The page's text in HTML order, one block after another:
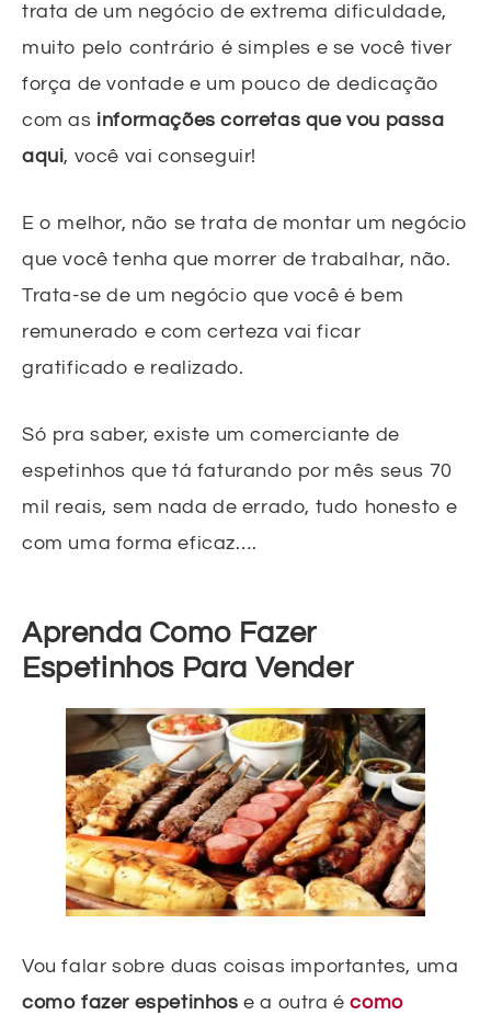
trata de um negócio de extrema dificuldade,
muito pelo contrário é simples e se você tiver
força de vontade e um pouco de dedicação
com as informações corretas que vou passa
aqui, você vai conseguir!
E o melhor, não se trata de montar um negócio
que você tenha que morrer de trabalhar, não.
Trata-se de um negócio que você é bem
remunerado e com certeza vai ficar
gratificado e realizado.
Só pra saber, existe um comerciante de
espetinhos que tá faturando por mês seus 70
mil reais, sem nada de errado, tudo honesto e
com uma forma eficaz….
Aprenda Como Fazer
Espetinhos Para Vender
Vou falar sobre duas coisas importantes, uma
como fazer espetinhos e a outra écomo